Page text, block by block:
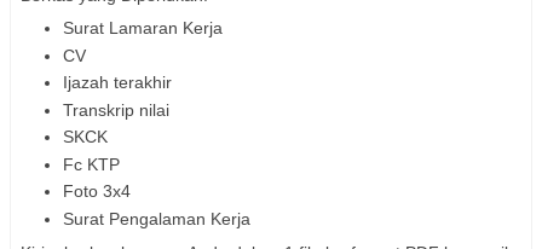
Surat Lamaran Kerja
CV
Ijazah terakhir
Transkrip nilai
SKCK
Fc KTP
Foto 3x4
Surat Pengalaman Kerja